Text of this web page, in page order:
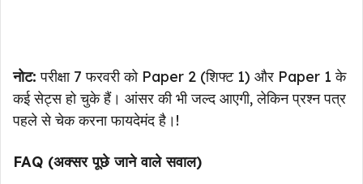
नोट: परीक्षा 7 फरवरी को Paper 2 (शिफ्ट 1) और Paper 1 के
कई सेट्स हो चुके हैं। आंसर की भी जल्द आएगी, लेकिन प्रश्न पत्र
पहले से चेक करना फायदेमंद है।!
FAQ (अक्सर पूछे जाने वाले सवाल)